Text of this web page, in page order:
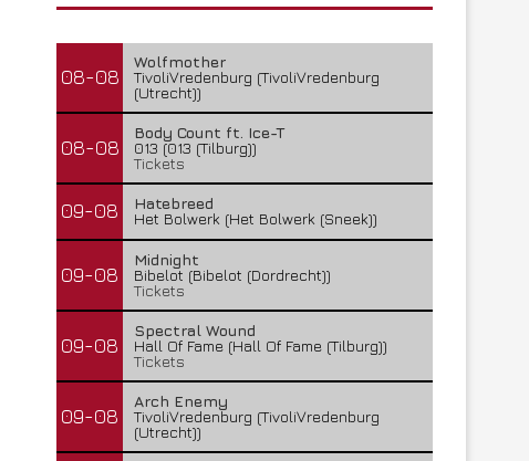
08-08
Wolfmother
TivoliVredenburg (TivoliVredenburg
(Utrecht))
08-08
Body Count ft. Ice-T
013 (013 (Tilburg))
Tickets
09-08
Hatebreed
Het Bolwerk (Het Bolwerk (Sneek))
09-08
Midnight
Bibelot (Bibelot (Dordrecht))
Tickets
09-08
Spectral Wound
Hall Of Fame (Hall Of Fame (Tilburg))
Tickets
09-08
Arch Enemy
TivoliVredenburg (TivoliVredenburg
(Utrecht))